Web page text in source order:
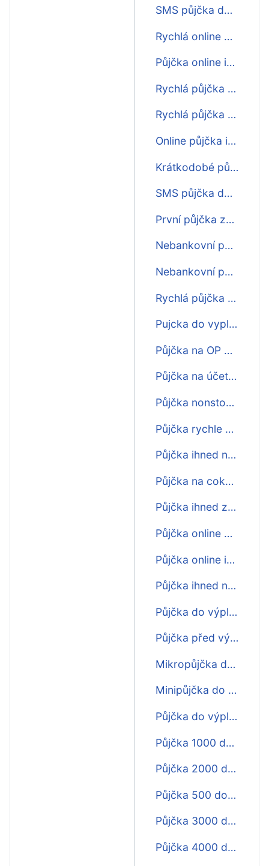
SMS půjčka do výplaty ihned
Rychlá online půjčka do výplaty
Půjčka online ihned na účet do výplaty nonstop
Rychlá půjčka do výplaty nonstop
Rychlá půjčka před výplatou
Online půjčka ihned na účet do výplaty
Krátkodobé půjčky do výplaty
SMS půjčka do výplaty
První půjčka zdarma do výplaty
Nebankovní půjčka ihned do výplaty
Nebankovní půjčka do výplaty
Rychlá půjčka do výplaty
Pujcka do vyplaty
Půjčka na OP do výplaty
Půjčka na účet ihned do výplaty
Půjčka nonstop do výplaty
Půjčka rychle do výplaty
Půjčka ihned na bankovní účet do výplaty
Půjčka na cokoliv do výplaty
Půjčka ihned zdarma do výplaty
Půjčka online do výplaty
Půjčka online ihned do výplaty
Půjčka ihned na účet do výplaty
Půjčka do výplaty o víkendu
Půjčka před výplatou
Mikropůjčka do výplaty
Minipůjčka do výplaty
Půjčka do výplaty
Půjčka 1000 do výplaty
Půjčka 2000 do výplaty
Půjčka 500 do výplaty
Půjčka 3000 do výplaty
Půjčka 4000 do výplaty